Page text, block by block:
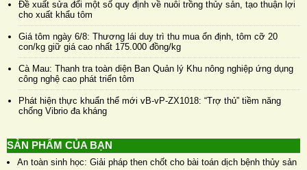
Đề xuất sửa đổi một số quy định về nuôi trồng thủy sản, tạo thuận lợi
cho xuất khẩu tôm
Giá tôm ngày 6/8: Thương lái duy trì thu mua ổn định, tôm cỡ 20
con/kg giữ giá cao nhất 175.000 đồng/kg
Cà Mau: Thanh tra toàn diện Ban Quản lý Khu nông nghiệp ứng dụng
công nghệ cao phát triển tôm
Phát hiện thực khuẩn thể mới vB-vP-ZX1018: “Trợ thủ” tiềm năng
chống Vibrio đa kháng
SẢN PHẨM CỦA BẠN
An toàn sinh học: Giải pháp then chốt cho bài toán dịch bệnh thủy sản